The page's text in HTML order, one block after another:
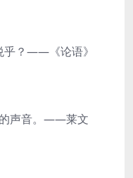
？——《论语》
声音。——莱文